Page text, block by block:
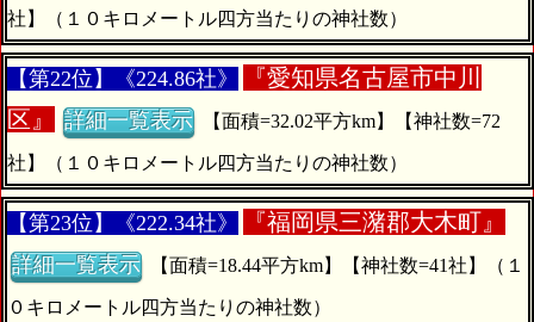
社】（１０キロメートル四方当たりの神社数）
【第22位】《224.86社》 『愛知県名古屋市中川
区』
詳細一覧表示
社】（１０キロメートル四方当たりの神社数）
【第23位】《222.34社》 『福岡県三潴郡大木町』
詳細一覧表示
０キロメートル四方当たりの神社数）